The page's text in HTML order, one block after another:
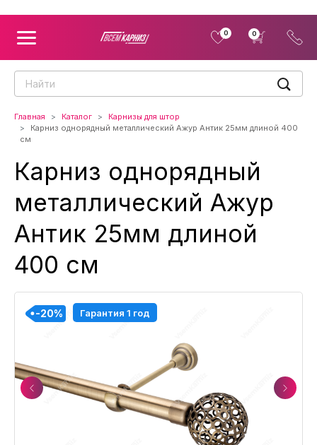
0 0
Главная Каталог
Карнизы для штор
Карниз однорядный металлический Ажур Антик 25мм длиной 400
см
Карниз однорядный
металлический Ажур
Антик 25мм длиной
400 см
Previous
-20% Гарантия 1 год
-20%
-20%
-20%
Next